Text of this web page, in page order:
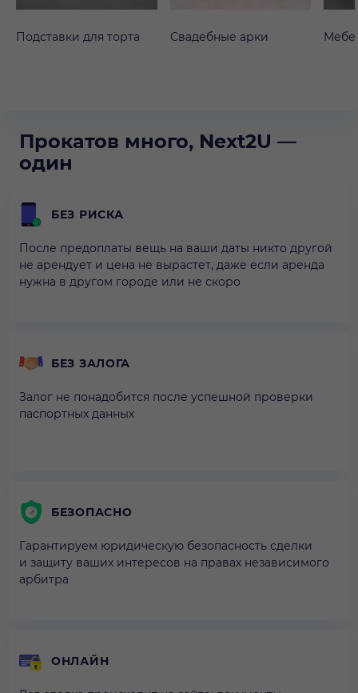
Подставки для торта Свадебные арки
Прокатов много, Next2U —
один
БЕЗ РИСКА
После предоплаты вещь на ваши даты никто другой
не арендует и цена не вырастет, даже если аренда
нужна в другом городе или не скоро
БЕЗ ЗАЛОГА
Залог не понадобится после успешной проверки
паспортных данных
БЕЗОПАСНО
Гарантируем юридическую безопасность сделки
и защиту ваших интересов на правах независимого
арбитра
ОНЛАЙН